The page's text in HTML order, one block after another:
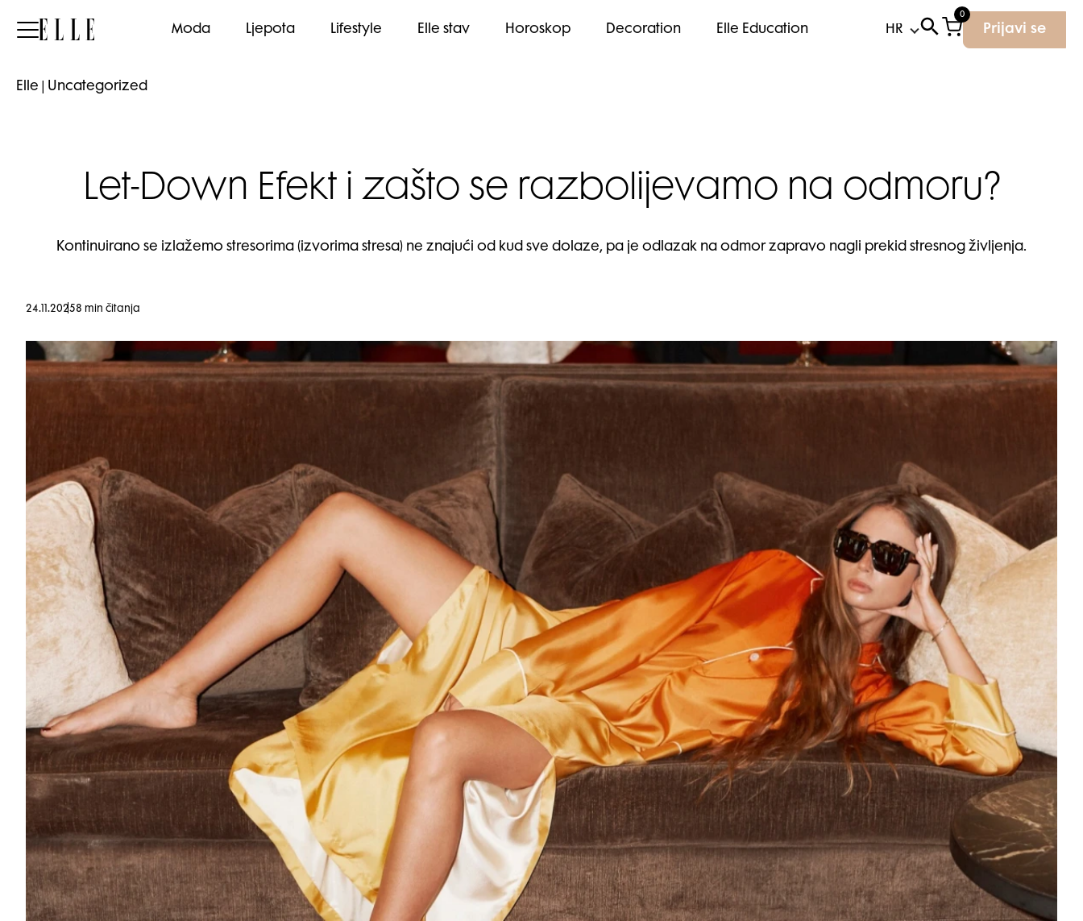
Elle Moda Ljepota Lifestyle Elle stav Horoskop Decoration Elle Education
0
Prijavi se
Elle Uncategorized
Let-Down Efekt i zašto se razbolijevamo na odmoru?
Kontinuirano se izlažemo stresorima (izvorima stresa) ne znajući od kud sve dolaze, pa je odlazak na odmor zapravo nagli prekid stresnog življenja.
24.11.20258 min čitanja